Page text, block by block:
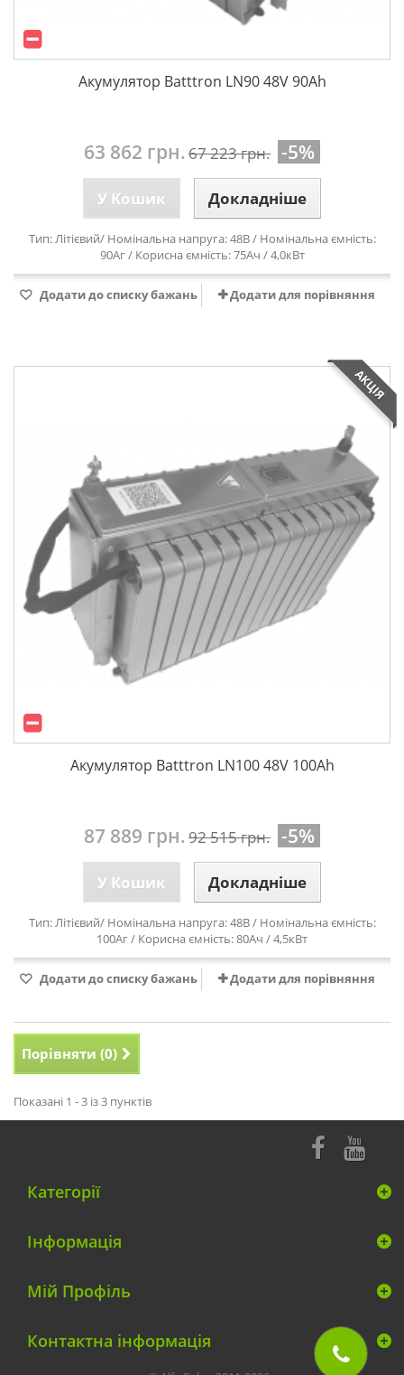
Акумулятор Batttron LN90 48V 90Ah
63 862 грн.67 223 грн. -5%
У Кошик Докладніше
Тип: Літієвий/ Номінальна напруга: 48В / Номінальна ємність:
90Аг / Корисна ємність: 75Ач / 4,0кВт
Додати до списку бажань Додати для порівняння
АКЦІЯ
Акумулятор Batttron LN100 48V 100Ah
87 889 грн.92 515 грн. -5%
У Кошик Докладніше
Тип: Літієвий/ Номінальна напруга: 48В / Номінальна ємність:
100Аг / Корисна ємність: 80Ач / 4,5кВт
Додати до списку бажань Додати для порівняння
Порівняти (0)
Показані 1 - 3 із 3 пунктів
Категорії
Інформація
Мій Профіль
Контактна інформація